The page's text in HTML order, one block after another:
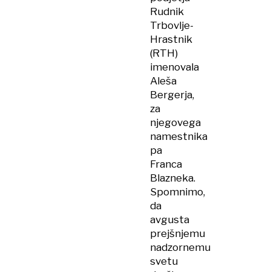
Rudnik
Trbovlje-
Hrastnik
(RTH)
imenovala
Aleša
Bergerja,
za
njegovega
namestnika
pa
Franca
Blazneka.
Spomnimo,
da
avgusta
prejšnjemu
nadzornemu
svetu